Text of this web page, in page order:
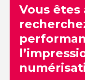
Vous